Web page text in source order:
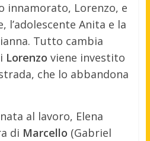
innamorato, Lorenzo, e
l’adolescente Anita e la
Tutto cambia
Lorenzo viene investito
che lo abbandona
al lavoro, Elena
di Marcello (Gabriel